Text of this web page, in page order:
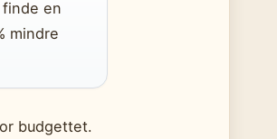
en
mindre
budgettet.